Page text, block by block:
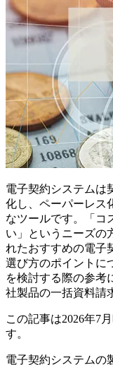
電子契約システムは
化し、ペーパーレス
なツールです。「コ
い」というニーズの
れたおすすめの電子
選び方のポイントに
を検討する際の参考
社製品の一括資料請
この記事は2026年7
す。
電子契約システムの